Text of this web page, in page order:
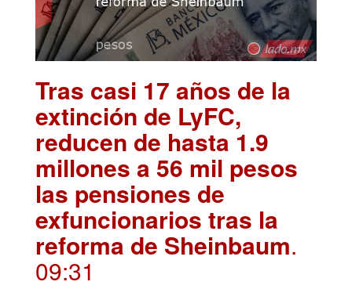
Tras casi 17 años de la
extinción de LyFC,
reducen de hasta 1.9
millones a 56 mil pesos
las pensiones de
exfuncionarios tras la
reforma de Sheinbaum.
09:31